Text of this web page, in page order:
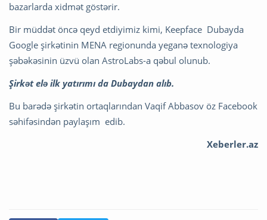
bazarlarda xidmət göstərir.
Bir müddət öncə qeyd etdiyimiz kimi, Keepface Dubayda
Google şirkətinin MENA regionunda yeganə texnologiya
şəbəkəsinin üzvü olan AstroLabs-a qəbul olunub.
Şirkət elə ilk yatırımı da Dubaydan alıb.
Bu barədə şirkətin ortaqlarından Vaqif Abbasov öz Facebook
səhifəsindən paylaşım edib.
Xeberler.az